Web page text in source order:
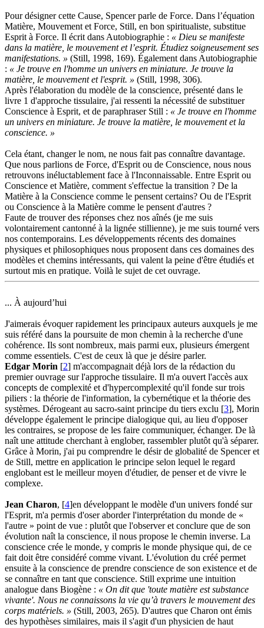
Pour désigner cette Cause, Spencer parle de Force. Dans l’équation
Matière, Mouvement et Force, Still, en bon spiritualiste, substitue
Esprit à Force. Il écrit dans Autobiographie : « Dieu se manifeste
dans la matière, le mouvement et l’esprit. Étudiez soigneusement ses
manifestations. » (Still, 1998, 169). Également dans Autobiographie
: « Je trouve en l'homme un univers en miniature. Je trouve la
matière, le mouvement et l'esprit. » (Still, 1998, 306).
Après l'élaboration du modèle de la conscience, présenté dans le
livre 1 d'approche tissulaire, j'ai ressenti la nécessité de substituer
Conscience à Esprit, et de paraphraser Still : « Je trouve en l'homme
un univers en miniature. Je trouve la matière, le mouvement et la
conscience. »
Cela étant, changer le nom, ne nous fait pas connaître davantage.
Que nous parlions de Force, d'Esprit ou de Conscience, nous nous
retrouvons inéluctablement face à l'Inconnaissable. Entre Esprit ou
Conscience et Matière, comment s'effectue la transition ? De la
Matière à la Conscience comme le pensent certains? Ou de l'Esprit
ou Conscience à la Matière comme le pensent d'autres ?
Faute de trouver des réponses chez nos aînés (je me suis
volontairement cantonné à la lignée stillienne), je me suis tourné vers
nos contemporains. Les développements récents des domaines
physiques et philosophiques nous proposent dans ces domaines des
modèles et chemins intéressants, qui valent la peine d'être étudiés et
surtout mis en pratique. Voilà le sujet de cet ouvrage.
... À aujourd’hui
J'aimerais évoquer rapidement les principaux auteurs auxquels je me
suis référé dans la poursuite de mon chemin à la recherche d'une
cohérence. Ils sont nombreux, mais parmi eux, plusieurs émergent
comme essentiels. C'est de ceux là que je désire parler.
Edgar Morin [2] m'accompagnait déjà lors de la rédaction du
premier ouvrage sur l'approche tissulaire. Il m'a ouvert l'accès aux
concepts de complexité et d'hypercomplexité qu'il fonde sur trois
piliers : la théorie de l'information, la cybernétique et la théorie des
systèmes. Dérogeant au sacro-saint principe du tiers exclu [3], Morin
développe également le principe dialogique qui, au lieu d'opposer
les contraires, se propose de les faire communiquer, échanger. De là
naît une attitude cherchant à englober, rassembler plutôt qu'à séparer.
Grâce à Morin, j'ai pu comprendre le désir de globalité de Spencer et
de Still, mettre en application le principe selon lequel le regard
englobant est le meilleur moyen d'étudier, de penser et de vivre le
complexe.
Jean Charon, [4]en développant le modèle d'un univers fondé sur
l'Esprit, m'a permis d'oser aborder l'interprétation du monde de «
l'autre » point de vue : plutôt que l'observer et conclure que de son
évolution naît la conscience, il nous propose le chemin inverse. La
conscience crée le monde, y compris le monde physique qui, de ce
fait doit être considéré comme vivant. L'évolution du créé permet
ensuite à la conscience de prendre conscience de son existence et de
se connaître en tant que conscience. Still exprime une intuition
analogue dans Biogène : « On dit que 'toute matière est substance
vivante'. Nous ne connaissons la vie qu’à travers le mouvement des
corps matériels. » (Still, 2003, 265). D'autres que Charon ont émis
des hypothèses similaires, mais il s'agit d'un physicien de haut